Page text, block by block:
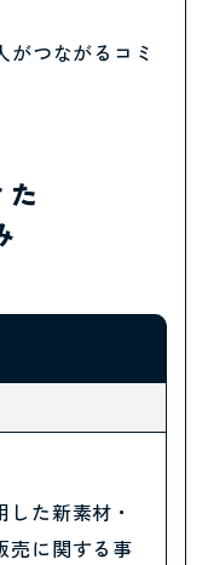
がつながるコミ
た新素材・
売に関する事